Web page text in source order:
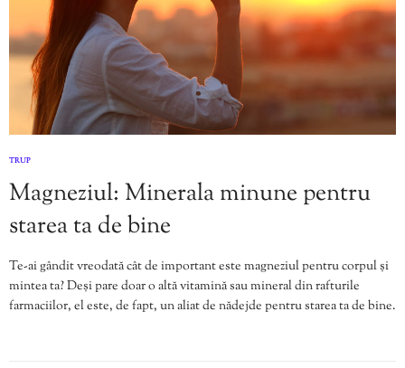
TRUP
Magneziul: Minerala minune pentru
starea ta de bine
Te-ai gândit vreodată cât de important este magneziul pentru corpul și
mintea ta? Deși pare doar o altă vitamină sau mineral din rafturile
farmaciilor, el este, de fapt, un aliat de nădejde pentru starea ta de bine.